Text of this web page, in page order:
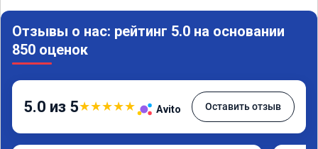
Отзывы о нас: рейтинг 5.0 на основании
850 оценок
5.0 из 5★★★★★ Avito Оставить отзыв